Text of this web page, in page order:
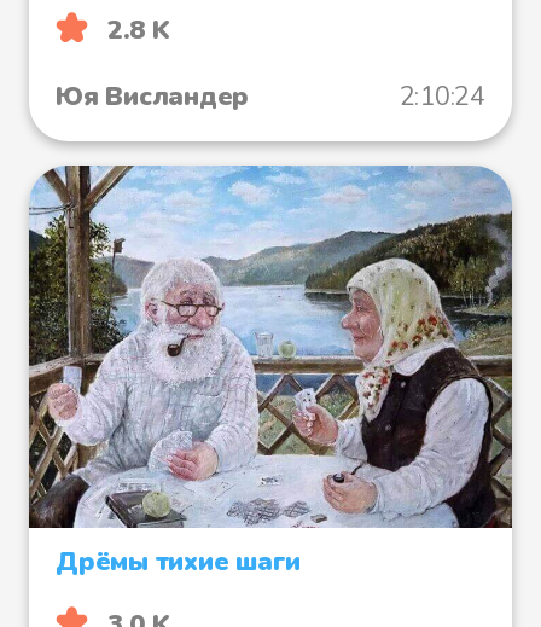
2.8 K
Юя Висландер
2:10:24
Дрёмы тихие шаги